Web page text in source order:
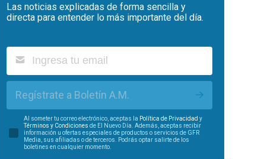
Las noticias explicadas de forma sencilla y
directa para entender lo más importante del día.
Regístrate a Boletín A.M.
Al someter tu correo electrónico, aceptas la Política de Privacidad y
Términos y Condiciones de El Nuevo Día. Además, aceptas recibir
información u ofertas especiales de productos o servicios de GFR
Media, sus afiliadas o de terceros. Podrás optar salirte de los
boletines en cualquier momento.